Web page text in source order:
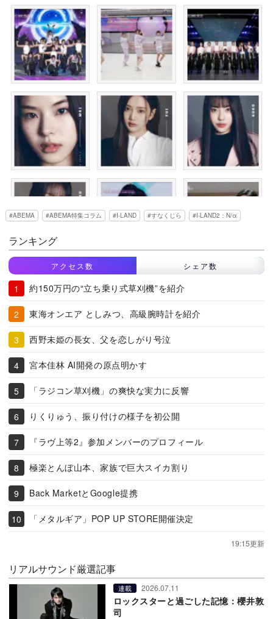
ABEMA ABEMA特集コラム I-LAND すなくじら I-LAND2：N/α
ランキング
アクセス数 シェア数
約150万円の“立ち乗り式草刈機”を紹介
東海オンエア としみつ、高級腕時計を紹介
西野未姫の長女、父を恋しがり号泣
宮本佳林 AI開発の原点明かす
「ラジコン草刈機」の爽快な実力に反響
りくりゅう、振り付けの様子を初公開
『ラヴ上等2』参加メンバーのプロフィール
極楽とんぼ山本、家族で巨大スイカ割り
Back MarketとGoogle提携
「メタルギア」POP UP STORE開催決定
19:15更新
リアルサウンド厳選記事
連載 2026.07.11
ロックスターと過ごした記憶：櫻井敦
司